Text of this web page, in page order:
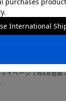
使用して、お支払
イページでWEB会